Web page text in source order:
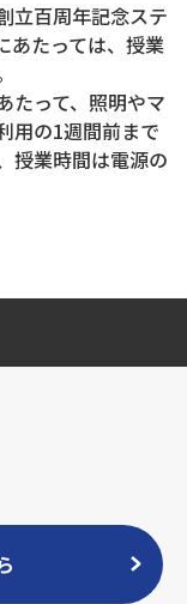
立百周年記念ステ
あたっては、授業
たって、照明やマ
用の1週間前まで
授業時間は電源の